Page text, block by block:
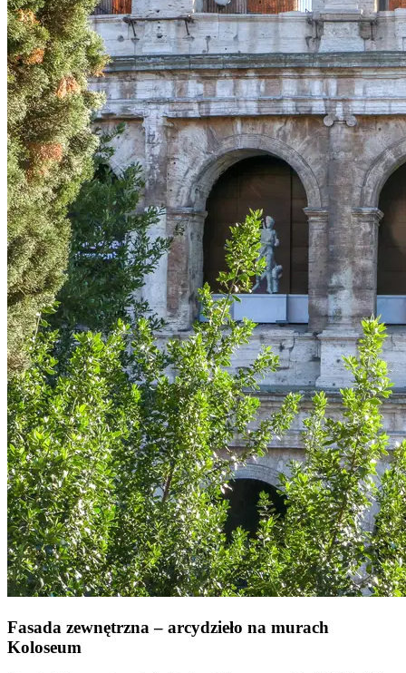
Fasada zewnętrzna – arcydzieło na murach
Koloseum